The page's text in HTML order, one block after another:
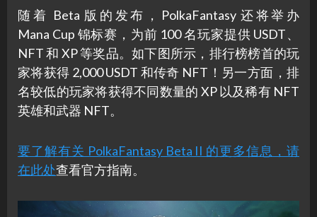
随着 Beta 版的发布，PolkaFantasy 还将举办
Mana Cup 锦标赛，为前 100 名玩家提供 USDT、
NFT 和 XP 等奖品。如下图所示，排行榜榜首的玩
家将获得 2,000 USDT 和传奇 NFT！另一方面，排
名较低的玩家将获得不同数量的 XP 以及稀有 NFT
英雄和武器 NFT。
要了解有关 PolkaFantasy Beta II 的更多信息，请
在此处查看官方指南。